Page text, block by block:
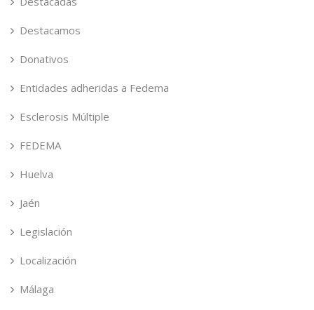
Destacamos
Donativos
Entidades adheridas a Fedema
Esclerosis Múltiple
FEDEMA
Huelva
Jaén
Legislación
Localización
Málaga